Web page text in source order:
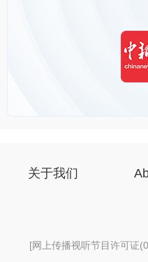
关于我们
[网上传播视听节目许可证